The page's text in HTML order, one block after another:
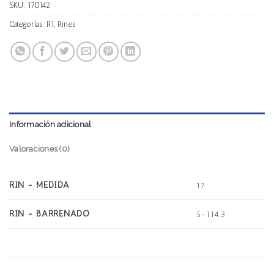
SKU: 170142
Categorías: R1, Rines
Información adicional
Valoraciones (0)
RIN - MEDIDA 17
RIN - BARRENADO 5-114.3